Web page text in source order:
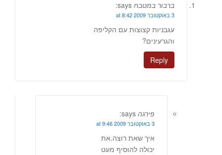
ברבור במטבח says:
3 באוקטובר 2009 at 8:42
עגבניות קצוצות עם הקליפה
והגרעינים?
Reply
פירגה says:
3 באוקטובר 2009 at 9:46
איך שאת רוצה.את
יכולה להוסיף מעט